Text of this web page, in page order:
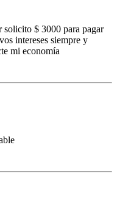
solicito $ 3000 para pagar
intereses siempre y
mi economía